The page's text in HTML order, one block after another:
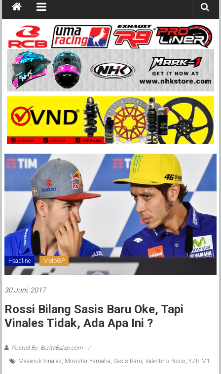
Headline MotoGP
30 Juni, 2017
Rossi Bilang Sasis Baru Oke, Tapi
Vinales Tidak, Ada Apa Ini ?
Posted By: BeritaBalap.com
Maverick Vinales, Movistar Yamaha, Sasis Baru, Valentino Rossi, YZR-M1